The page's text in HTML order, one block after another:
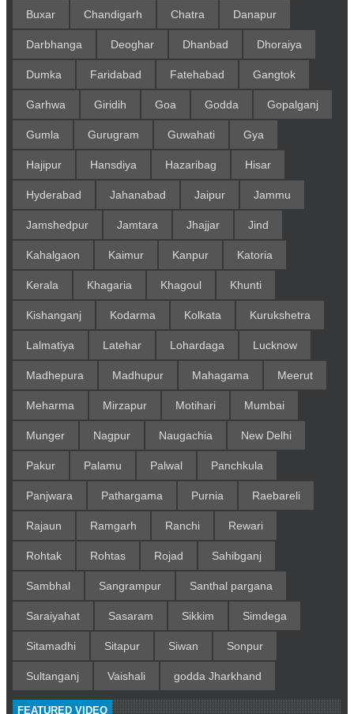
Buxar Chandigarh Chatra Danapur
Darbhanga Deoghar Dhanbad Dhoraiya
Dumka Faridabad Fatehabad Gangtok
Garhwa Giridih Goa Godda Gopalganj
Gumla Gurugram Guwahati Gya
Hajipur Hansdiya Hazaribag Hisar
Hyderabad Jahanabad Jaipur Jammu
Jamshedpur Jamtara Jhajjar Jind
Kahalgaon Kaimur Kanpur Katoria
Kerala Khagaria Khagoul Khunti
Kishanganj Kodarma Kolkata Kurukshetra
Lalmatiya Latehar Lohardaga Lucknow
Madhepura Madhupur Mahagama Meerut
Meharma Mirzapur Motihari Mumbai
Munger Nagpur Naugachia New Delhi
Pakur Palamu Palwal Panchkula
Panjwara Pathargama Purnia Raebareli
Rajaun Ramgarh Ranchi Rewari
Rohtak Rohtas Rojad Sahibganj
Sambhal Sangrampur Santhal pargana
Saraiyahat Sasaram Sikkim Simdega
Sitamadhi Sitapur Siwan Sonpur
Sultanganj Vaishali godda Jharkhand
FEATURED VIDEO